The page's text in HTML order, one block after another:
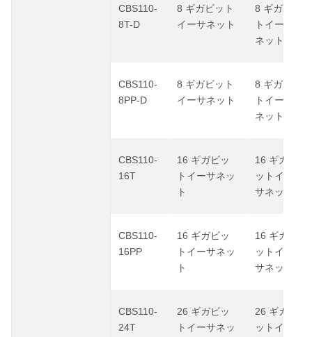
CBS110-
8T-D
8 ギガビット
イーサネット
8 ギガビッ
トイーサ
ネット
CBS110-
8PP-D
8 ギガビット
イーサネット
8 ギガビッ
トイーサ
ネット
CBS110-
16T
16 ギガビッ
トイーサネッ
ト
16 ギガビ
ットイー
サネット
CBS110-
16PP
16 ギガビッ
トイーサネッ
ト
16 ギガビ
ットイー
サネット
CBS110-
24T
26 ギガビッ
トイーサネッ
26 ギガビ
ットイー